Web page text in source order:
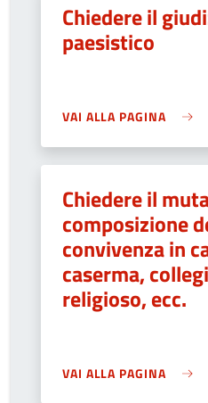
Chiedere il
paesistico
VAI ALLA PAGINA
Chiedere il
composizione
convivenza in
caserma,
religioso, ecc.
VAI ALLA PAGINA